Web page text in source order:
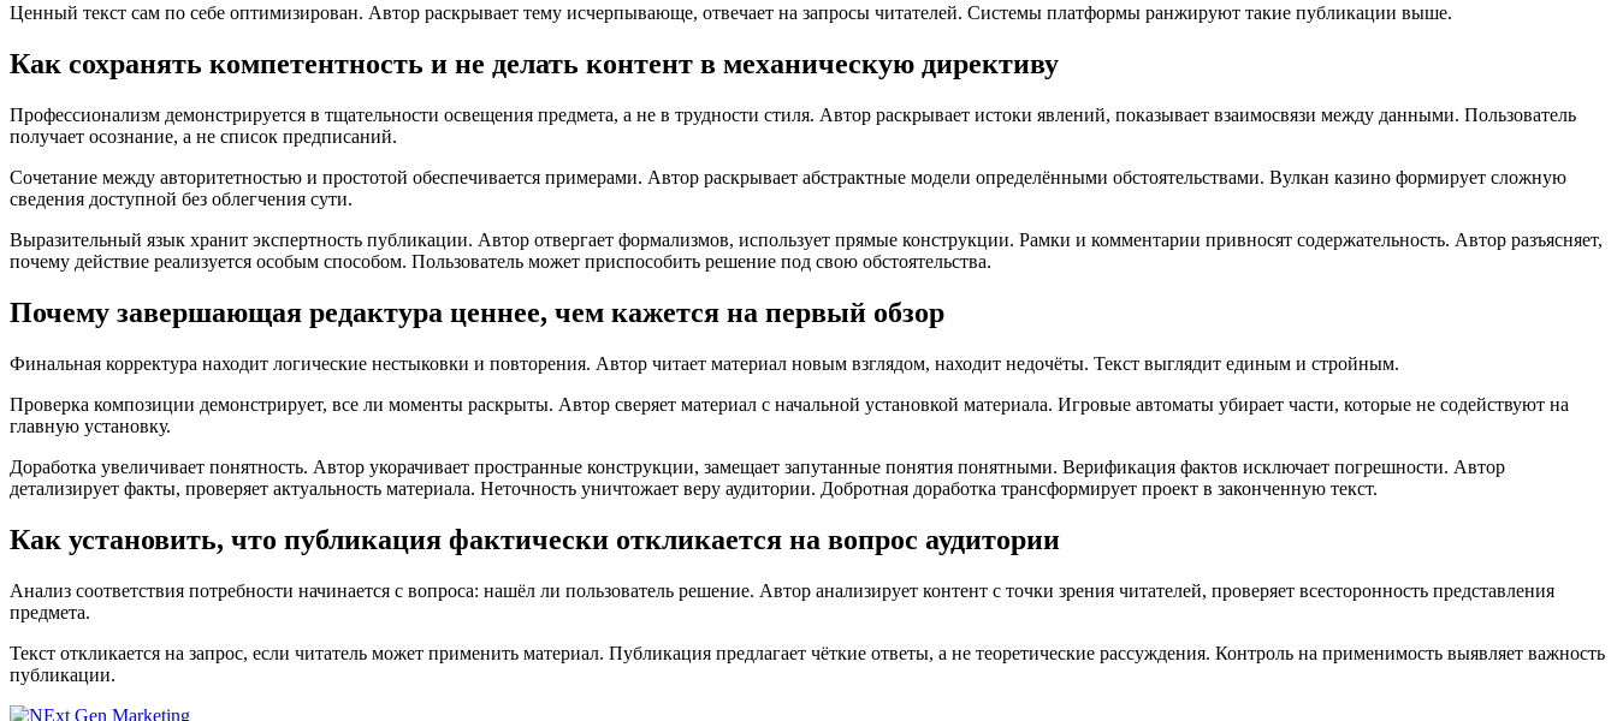
Ценный текст сам по себе оптимизирован. Автор раскрывает тему исчерпывающе, отвечает на запросы читателей. Системы платформы ранжируют такие публикации выше.
Как сохранять компетентность и не делать контент в механическую директиву
Профессионализм демонстрируется в тщательности освещения предмета, а не в трудности стиля. Автор раскрывает истоки явлений, показывает взаимосвязи между данными. Пользователь
получает осознание, а не список предписаний.
Сочетание между авторитетностью и простотой обеспечивается примерами. Автор раскрывает абстрактные модели определёнными обстоятельствами. Вулкан казино формирует сложную
сведения доступной без облегчения сути.
Выразительный язык хранит экспертность публикации. Автор отвергает формализмов, использует прямые конструкции. Рамки и комментарии привносят содержательность. Автор разъясняет,
почему действие реализуется особым способом. Пользователь может приспособить решение под свою обстоятельства.
Почему завершающая редактура ценнее, чем кажется на первый обзор
Финальная корректура находит логические нестыковки и повторения. Автор читает материал новым взглядом, находит недочёты. Текст выглядит единым и стройным.
Проверка композиции демонстрирует, все ли моменты раскрыты. Автор сверяет материал с начальной установкой материала. Игровые автоматы убирает части, которые не содействуют на
главную установку.
Доработка увеличивает понятность. Автор укорачивает пространные конструкции, замещает запутанные понятия понятными. Верификация фактов исключает погрешности. Автор
детализирует факты, проверяет актуальность материала. Неточность уничтожает веру аудитории. Добротная доработка трансформирует проект в законченную текст.
Как установить, что публикация фактически откликается на вопрос аудитории
Анализ соответствия потребности начинается с вопроса: нашёл ли пользователь решение. Автор анализирует контент с точки зрения читателей, проверяет всесторонность представления
предмета.
Текст откликается на запрос, если читатель может применить материал. Публикация предлагает чёткие ответы, а не теоретические рассуждения. Контроль на применимость выявляет важность
публикации.